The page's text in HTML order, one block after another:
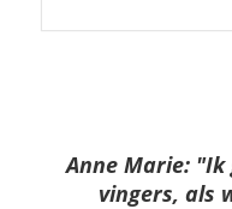
Anne Marie:
vingers, als